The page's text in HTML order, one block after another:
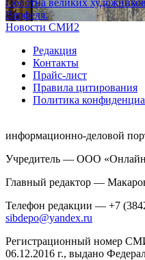
Верфеля.
Новости СМИ2
Редакция
Контакты
Прайс-лист
Правила цитирования
Политика
информационно-деловой
Учредитель — ООО
Главный редактор —
Телефон редакции — +7
sibdepo@yandex.ru
Регистрационный номер
06.12.2016 г., выдано